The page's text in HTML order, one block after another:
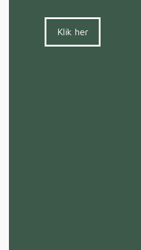
Klik her